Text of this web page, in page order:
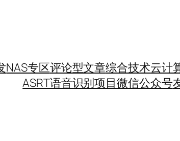
NAS专区评论型文章综合技术云计
ASRT语音识别项目微信公众号